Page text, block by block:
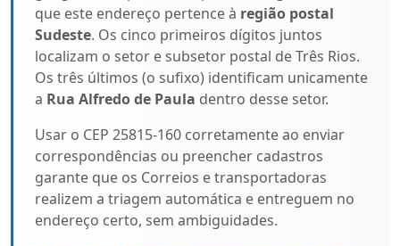
que este endereço pertence à região postal
Sudeste. Os cinco primeiros dígitos juntos
localizam o setor e subsetor postal de Três Rios.
Os três últimos (o sufixo) identificam unicamente
a Rua Alfredo de Paula dentro desse setor.
Usar o CEP 25815-160 corretamente ao enviar
correspondências ou preencher cadastros
garante que os Correios e transportadoras
realizem a triagem automática e entreguem no
endereço certo, sem ambiguidades.